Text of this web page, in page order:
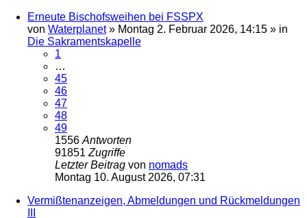
Erneute Bischofsweihen bei FSSPX
von Waterplanet» Montag 2. Februar 2026, 14:15 » in
Die Sakramentskapelle
1
…
45
46
47
48
49
1556 Antworten
91851 Zugriffe
Letzter Beitrag von nomads
Montag 10. August 2026, 07:31
Vermißtenanzeigen, Abmeldungen und Rückmeldungen